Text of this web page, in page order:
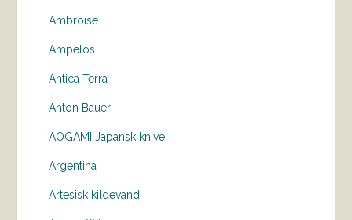
Ambroise
Ampelos
Antica Terra
Anton Bauer
AOGAMI Japansk knive
Argentina
Artesisk kildevand